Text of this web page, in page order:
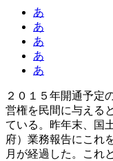
あ
あ
あ
あ
あ
２０１５年開通予定
営権を民間に与える
ている。昨年末、国
府）業務報告にこれ
月が経過した。これ